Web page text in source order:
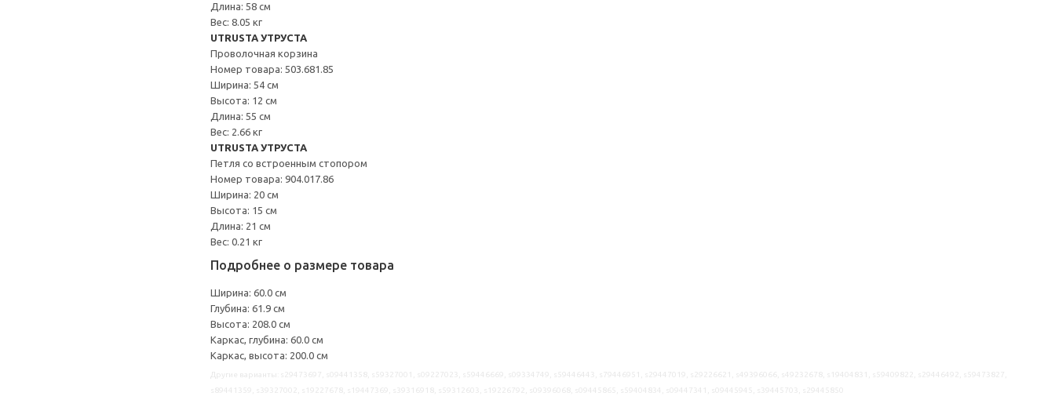
Длина: 58 см
Вес: 8.05 кг
UTRUSTA УТРУСТА
Проволочная корзина
Номер товара: 503.681.85
Ширина: 54 см
Высота: 12 см
Длина: 55 см
Вес: 2.66 кг
UTRUSTA УТРУСТА
Петля со встроенным стопором
Номер товара: 904.017.86
Ширина: 20 см
Высота: 15 см
Длина: 21 см
Вес: 0.21 кг
Подробнее о размере товара
Ширина: 60.0 см
Глубина: 61.9 см
Высота: 208.0 см
Каркас, глубина: 60.0 см
Каркас, высота: 200.0 см